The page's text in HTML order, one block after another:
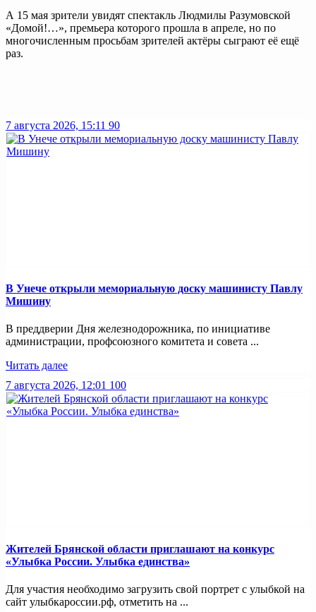
А 15 мая зрители увидят спектакль Людмилы Разумовской
«Домой!…», премьера которого прошла в апреле, но по
многочисленным просьбам зрителей актёры сыграют её ещё
раз.
7 августа 2026, 15:11 90
В Унече открыли мемориальную доску машинисту Павлу
Мишину
В преддверии Дня железнодорожника, по инициативе
администрации, профсоюзного комитета и совета ...
Читать далее
7 августа 2026, 12:01 100
Жителей Брянской области приглашают на конкурс
«Улыбка России. Улыбка единства»
Для участия необходимо загрузить свой портрет с улыбкой на
сайт улыбкароссии.рф, отметить на ...